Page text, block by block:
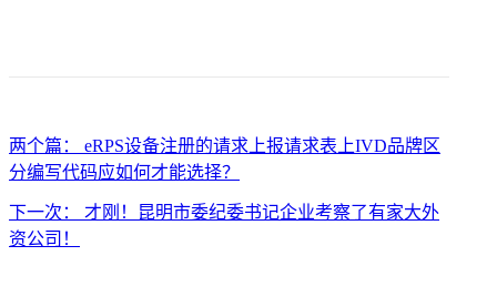
两个篇： eRPS设备注册的请求上报请求表上IVD品牌区
分编写代码应如何才能选择？
下一次： 才刚！昆明市委纪委书记企业考察了有家大外
资公司！